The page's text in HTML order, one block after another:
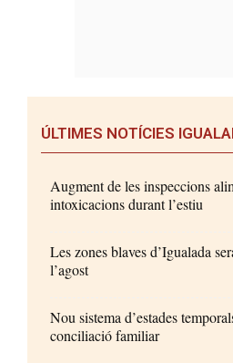
ÚLTIMES NOTÍCIES
Augment de les inspeccions
intoxicacions durant l’estiu
Les zones blaves d’Igualada
l’agost
Nou sistema d’estades
conciliació familiar